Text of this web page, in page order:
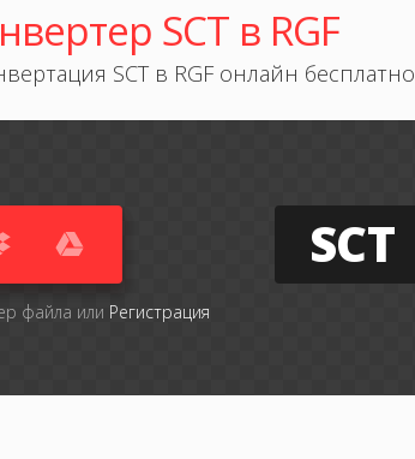
SCT в RGF
SCT в RGF онлайн бесплатно
файла или Регистрация
SCT